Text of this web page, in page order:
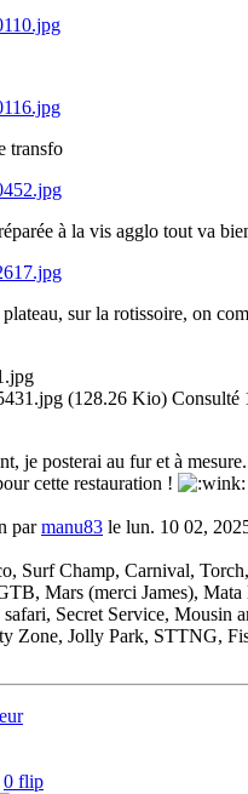
transfo
à la vis agglo tout va
sur la rotissoire, on
(128.26 Kio) Consulté
je posterai au fur et à
cette restauration !
parmanu83 le lun. 10 02,
Surf Champ, Carnival,
Mars (merci James),
Secret Service, Mousin
Zone, Jolly Park, STTNG,
0 flip